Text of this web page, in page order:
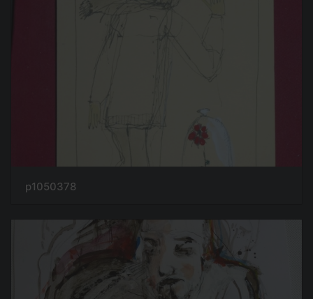
p1050378